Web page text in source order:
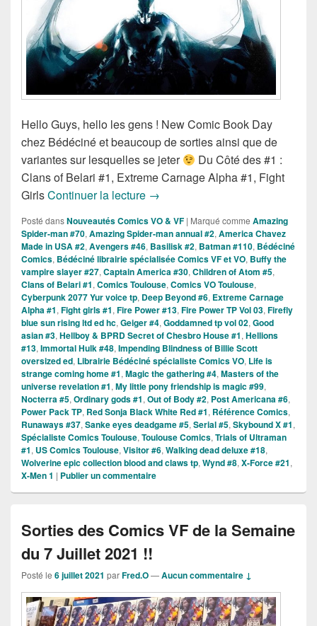
Hello Guys, hello les gens ! New Comic Book Day
chez Bédéciné et beaucoup de sorties ainsi que de
variantes sur lesquelles se jeter
Du Côté des #1 :
Clans of Belari #1, Extreme Carnage Alpha #1, Fight
GirlsContinuer la lecture Sorties des Comics VO de la
→
Posté dansNouveautés Comics VO & VF | Marqué comme Amazing
Spider-man #70, Amazing Spider-man annual #2, America Chavez
Made in USA #2, Avengers #46, Basilisk #2, Batman #110, Bédéciné
Comics, Bédéciné librairie spécialisée Comics VF et VO, Buffy the
vampire slayer #27, Captain America #30, Children of Atom #5,
Clans of Belari #1, Comics Toulouse, Comics VO Toulouse,
Cyberpunk 2077 Yur voice tp, Deep Beyond #6, Extreme Carnage
Alpha #1, Fight girls #1, Fire Power #13, Fire Power TP Vol 03, Firefly
blue sun rising ltd ed hc, Geiger #4, Goddamned tp vol 02, Good
asian #3, Hellboy & BPRD Secret of Chesbro House #1, Hellions
#13, Immortal Hulk #48, Impending Blindness of Billie Scott
oversized ed, Librairie Bédéciné spécialiste Comics VO, Life is
strange coming home #1, Magic the gathering #4, Masters of the
universe revelation #1, My little pony friendship is magic #99,
Nocterra #5, Ordinary gods #1, Out of Body #2, Post Americana #6,
Power Pack TP, Red Sonja Black White Red #1, Référence Comics,
Runaways #37, Sanke eyes deadgame #5, Serial #5, Skybound X #1,
Spécialiste Comics Toulouse, Toulouse Comics, Trials of Ultraman
#1, US Comics Toulouse, Visitor #6, Walking dead deluxe #18,
Wolverine epic collection blood and claws tp, Wynd #8, X-Force #21,
X-Men 1 | Publier un commentaire
Sorties des Comics VF de la Semaine
du 7 Juillet 2021 !!
Posté le 6 juillet 2021 parFred.O—Aucun commentaire ↓